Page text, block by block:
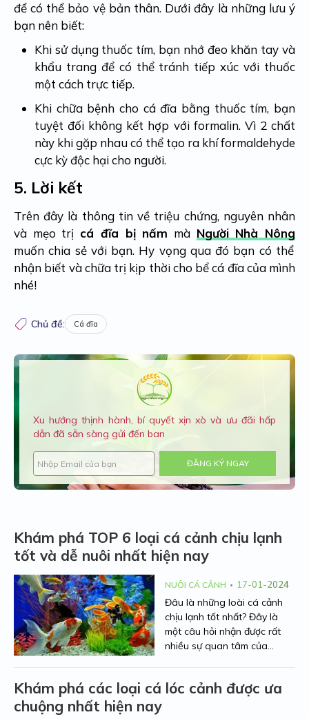
để có thể bảo vệ bản thân. Dưới đây là những lưu ý
bạn nên biết:
Khi sử dụng thuốc tím, bạn nhớ đeo khăn tay và
khẩu trang để có thể tránh tiếp xúc với thuốc
một cách trực tiếp.
Khi chữa bệnh cho cá đĩa bằng thuốc tím, bạn
tuyệt đối không kết hợp với formalin. Vì 2 chất
này khi gặp nhau có thể tạo ra khí formaldehyde
cực kỳ độc hại cho người.
5. Lời kết
Trên đây là thông tin về triệu chứng, nguyên nhân
và mẹo trị cá đĩa bị nấm mà Người Nhà Nông
muốn chia sẻ với bạn. Hy vọng qua đó bạn có thể
nhận biết và chữa trị kịp thời cho bể cá đĩa của mình
nhé!
Chủ đề: Cá đĩa
Xu hướng thịnh hành, bí quyết xịn xò và ưu đãi hấp
dẫn đã sẵn sàng gửi đến ban
ĐĂNG KÝ NGAY
Khám phá TOP 6 loại cá cảnh chịu lạnh
tốt và dễ nuôi nhất hiện nay
NUÔI CÁ CẢNH 17-01-2024
Đâu là những loài cá cảnh
chịu lạnh tốt nhất? Đây là
một câu hỏi nhận được rất
nhiều sự quan tâm của
Nông điểm danh 6 loại cá
Khám phá các loại cá lóc cảnh được ưa
chuộng nhất hiện nay